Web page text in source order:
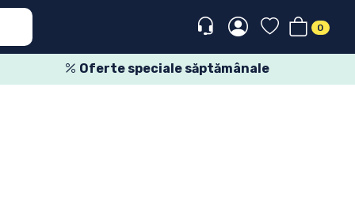
0
Oferte speciale săptămânale